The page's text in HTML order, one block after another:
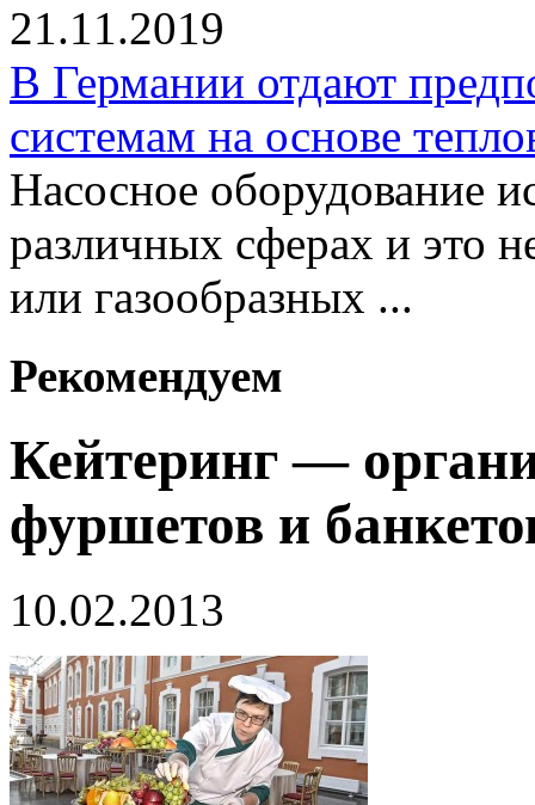
21.11.2019
В Германии отдают
системам на основе
Насосное оборудование
различных сферах и это
или газообразных ...
Рекомендуем
Кейтеринг —
фуршетов и
10.02.2013